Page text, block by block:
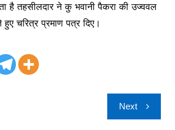
है तहसीलदार ने कु भवानी पैकरा की उज्ववल
चरित्र प्रमाण पत्र दिए।
Next